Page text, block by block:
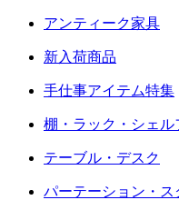
アンティーク家具
新入荷商品
手仕事アイテム特集
棚・ラック・シェル
テーブル・デスク
パーテーション・